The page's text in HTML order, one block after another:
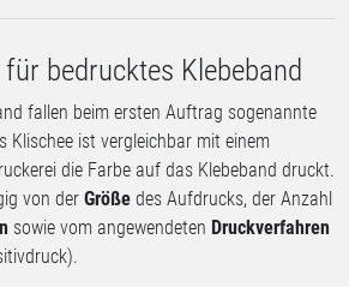
bedrucktes Klebeband
fallen beim ersten Auftrag sogenannte
Klischee ist vergleichbar mit einem
die Farbe auf das Klebeband druckt.
von der Größe des Aufdrucks, der Anzahl
sowie vom angewendeten Druckverfahren